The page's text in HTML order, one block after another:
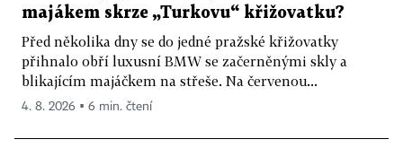
majákem skrze „Turkovu“ křižovatku?
Před několika dny se do jedné pražské křižovatky
přihnalo obří luxusní BMW se začerněnými skly a
blikajícím majáčkem na střeše. Na červenou...
4. 8. 2026 ▪ 6 min. čtení